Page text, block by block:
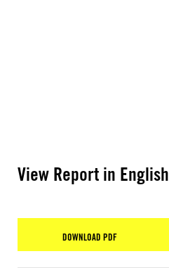
View Report in English
DOWNLOAD PDF